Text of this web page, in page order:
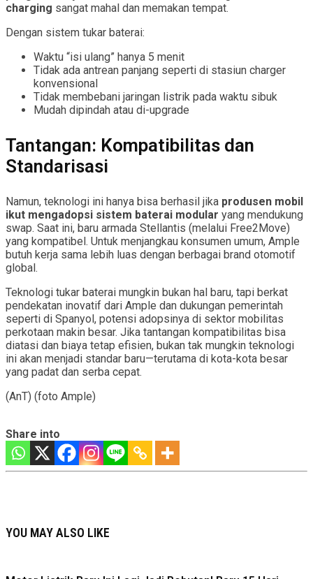
charging sangat mahal dan memakan tempat.
Dengan sistem tukar baterai:
Waktu “isi ulang” hanya 5 menit
Tidak ada antrean panjang seperti di stasiun charger
konvensional
Tidak membebani jaringan listrik pada waktu sibuk
Mudah dipindah atau di-upgrade
Tantangan: Kompatibilitas dan
Standarisasi
Namun, teknologi ini hanya bisa berhasil jika produsen mobil
ikut mengadopsi sistem baterai modular yang mendukung
swap. Saat ini, baru armada Stellantis (melalui Free2Move)
yang kompatibel. Untuk menjangkau konsumen umum, Ample
butuh kerja sama lebih luas dengan berbagai brand otomotif
global.
Teknologi tukar baterai mungkin bukan hal baru, tapi berkat
pendekatan inovatif dari Ample dan dukungan pemerintah
seperti di Spanyol, potensi adopsinya di sektor mobilitas
perkotaan makin besar. Jika tantangan kompatibilitas bisa
diatasi dan biaya tetap efisien, bukan tak mungkin teknologi
ini akan menjadi standar baru—terutama di kota-kota besar
yang padat dan serba cepat.
(AnT) (foto Ample)
Share into
YOU MAY ALSO LIKE